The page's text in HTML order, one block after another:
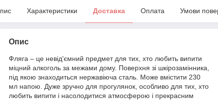
Характеристики Доставка Оплата Умови
Опис
Фляга – це невід'ємний предмет для тих, хто любить випити
міцний алкоголь за межами дому. Поверхня зі шкірозамінника,
під якою знаходиться нержавіюча сталь. Може вмістити 230
мл напою. Дуже зручно для прогулянок, особливо для тих, хто
любить випити і насолодитися атмосферою і прекрасним